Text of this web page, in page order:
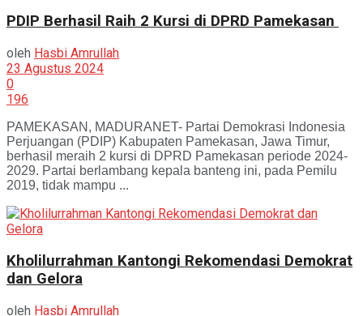
PDIP Berhasil Raih 2 Kursi di DPRD Pamekasan
oleh Hasbi Amrullah
23 Agustus 2024
0
196
PAMEKASAN, MADURANET- Partai Demokrasi Indonesia
Perjuangan (PDIP) Kabupaten Pamekasan, Jawa Timur,
berhasil meraih 2 kursi di DPRD Pamekasan periode 2024-
2029. Partai berlambang kepala banteng ini, pada Pemilu
2019, tidak mampu ...
Kholilurrahman Kantongi Rekomendasi Demokrat
dan Gelora
oleh Hasbi Amrullah